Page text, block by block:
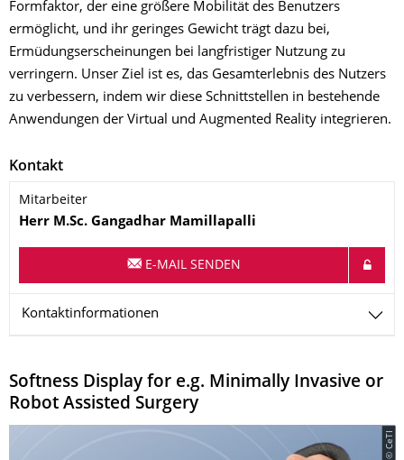
Formfaktor, der eine größere Mobilität des Benutzers
ermöglicht, und ihr geringes Gewicht trägt dazu bei,
Ermüdungserscheinungen bei langfristiger Nutzung zu
verringern. Unser Ziel ist es, das Gesamterlebnis des Nutzers
zu verbessern, indem wir diese Schnittstellen in bestehende
Anwendungen der Virtual und Augmented Reality integrieren.
Kontakt
Mitarbeiter
Name
Herr M.Sc. Gangadhar Mamillapalli
E-MAIL SENDEN
Kontaktinformationen
Softness Display for e.g. Minimally Invasive or
Robot Assisted Surgery
© CeTI